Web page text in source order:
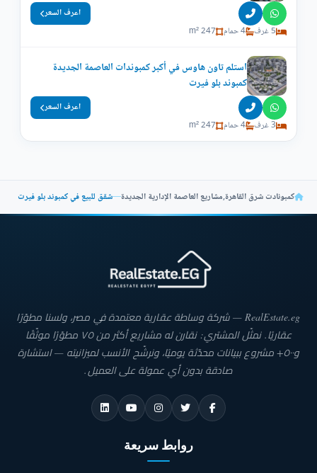
5 غرف 4 حمام 247 m²
اعرف السعر
استلم تاون هاوس في أكبر كمبوندات العاصمة الجديدة
كمبوند بلو فيرت
3 غرف 4 حمام 247 m²
اعرف السعر
كمبونادت شرق القاهرة,مشاريع العاصمة الإدارية الجديدة—شقق للبيع في كمبوند بلو فيرت
RealEstate.eg — شركة وساطة عقارية معتمدة في مصر، ولسنا مطوّرًا
عقاريًا. نمثّل المشتري: نقارن له مشاريع أكثر من ٧٥ مطوّرًا موثّقًا
و٥٠٠+ مشروع ببيانات محدّثة يوميًا، ونرشّح الأنسب لميزانيته — استشارة
صادقة بدون أي عمولة على العميل.
روابط سريعة